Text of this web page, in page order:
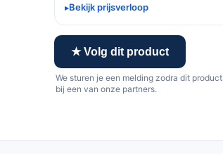
Bekijk prijsverloop
★ Volg dit product
We sturen je een melding zodra dit
bij een van onze partners.